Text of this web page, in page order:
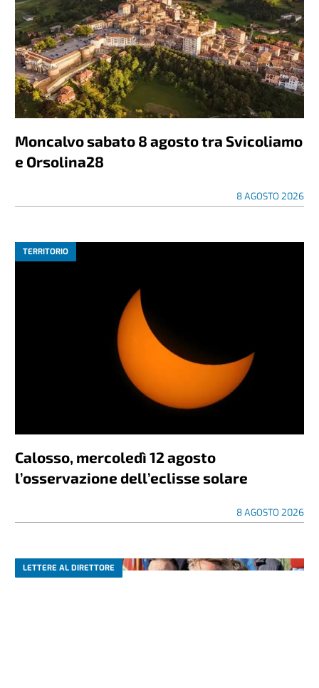
Moncalvo sabato 8 agosto tra Svicoliamo
e Orsolina28
8 AGOSTO 2026
TERRITORIO
Calosso, mercoledì 12 agosto
l’osservazione dell’eclisse solare
8 AGOSTO 2026
LETTERE AL DIRETTORE